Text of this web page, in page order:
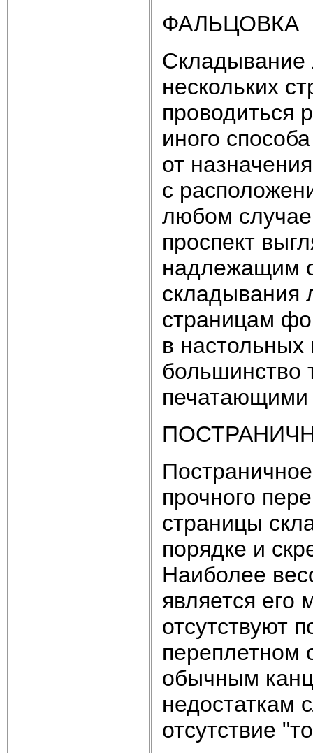
ФАЛЬЦОВКА
Складывание
нескольких
проводиться
иного
от
с
любом
проспект
надлежащим
складывания
страницам
в настольных
большинство
прочного
страницы
порядке и
Наиболее
является его
отсутствуют
переплетном
обычным
недостаткам
отсутствие